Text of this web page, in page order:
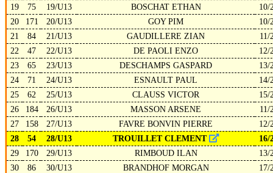
19
75 19/U13 BOSCHAT ETHAN
10/
20
171 20/U13 GOY PIM
10/
21
84 21/U13 GAUDILLERE ZIAN
11/
22
47 22/U13 DE PAOLI ENZO
12/
23
65 23/U13 DESCHAMPS GASPARD
13/
24
71 24/U13 ESNAULT PAUL
14/
25
62 25/U13 CLAUSS VICTOR
15/
26
184 26/U13 MASSON ARSENE
11/
27
158 27/U13 FAVRE BONVIN PIERRE
12/
28
54 28/U13 TROUILLET CLEMENT
16/
29
170 29/U13 RIMBOUD ILAN
13/
30
86 30/U13 BRANDHOF MORGAN
17/